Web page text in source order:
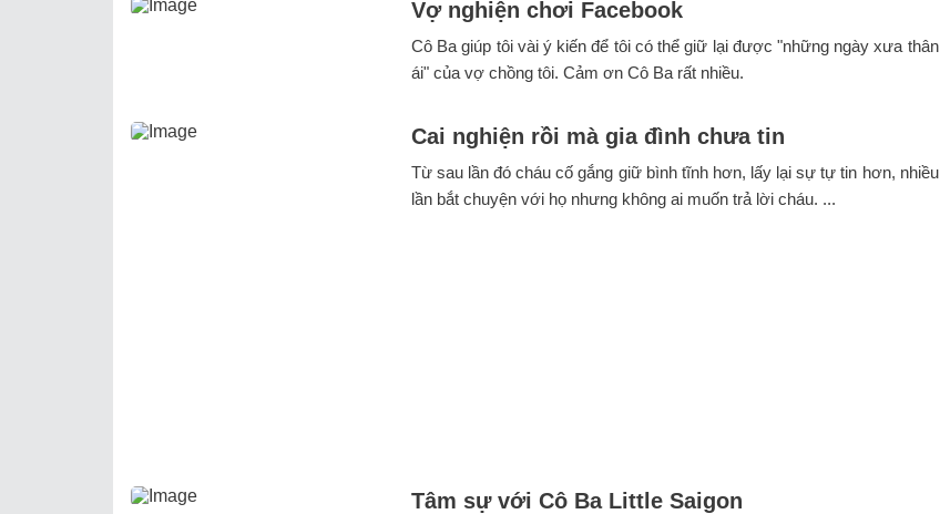
Vợ nghiện chơi Facebook
Cô Ba giúp tôi vài ý kiến để tôi có thể giữ lại được "những ngày xưa thân
ái" của vợ chồng tôi. Cảm ơn Cô Ba rất nhiều.
Cai nghiện rồi mà gia đình chưa tin
Từ sau lần đó cháu cố gắng giữ bình tĩnh hơn, lấy lại sự tự tin hơn, nhiều
lần bắt chuyện với họ nhưng không ai muốn trả lời cháu. ...
Tâm sự với Cô Ba Little Saigon